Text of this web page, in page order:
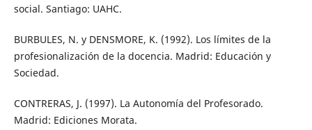
social. Santiago: UAHC.
BURBULES, N. y DENSMORE, K. (1992). Los límites de la
profesionalización de la docencia. Madrid: Educación y
Sociedad.
CONTRERAS, J. (1997). La Autonomía del Profesorado.
Madrid: Ediciones Morata.